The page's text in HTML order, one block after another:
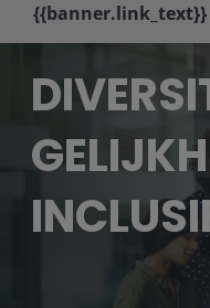
{{banner.link_text}}